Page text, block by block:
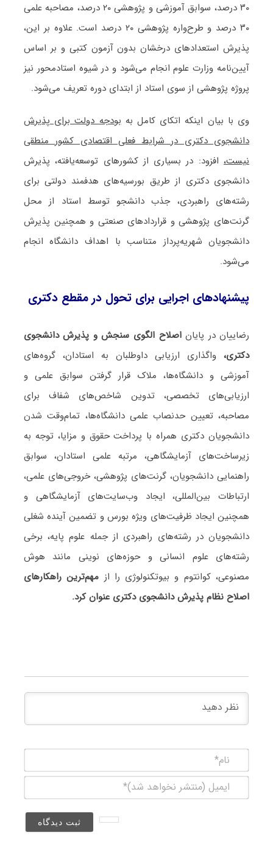
۳۰ درصد، سوابق آموزشی و پژوهشی ۲۰ درصد، مصاحبه علمی
۳۰ درصد و طرح‌واره پژوهشی ۲۰ درصد است. علاوه بر این،
پذیرش استعدادهای درخشان بدون آزمون کتبی و بر اساس
آیین‌نامه وزارت علوم انجام می‌شود و در شیوه استادمحور نیز
پروژه پژوهشی از سوی استاد از ابتدای دوره تعریف می‌شود.
وی با بیان اینکه اتکای کامل بهبودجه دولت برای پذیرش
دانشجوی دکتری در شرایط فعلی اقتصادی کشور منطقی
نیست،افزود: در بسیاری از کشورهای توسعه‌یافته، پذیرش
دانشجوی دکتری از طریق بورسیه‌های هدفمند دولتی برای
رشته‌های راهبردی، جذب دانشجو توسط استاد از محل
گرنت‌های پژوهشی و قراردادهای صنعتی و همچنین پذیرش
دانشجویان شهریه‌پرداز متناسب با اهداف دانشگاه انجام
می‌شود.
پیشنهادهای اجرایی برای تحول در مقطع دکتری
رضاییان در پایاناصلاح الگوی سنجش و پذیرش دانشجوی
دکتری،واگذاری ارزیابی داوطلبان به استادان، گروه‌های
آموزشی و دانشگاه‌ها، ملاک قرار گرفتن سوابق علمی و
ارزیابی‌های تخصصی، تدوین شاخص‌های شفاف برای
مصاحبه، تعیین حدنصاب علمی دانشگاه‌ها، تمام‌وقت شدن
دانشجویان دکتری همراه با پرداخت حقوق و مزایا، توجه به
زیرساخت‌های آزمایشگاهی، مرتبه علمی استادان، سوابق
راهنمایی دانشجویان، گرنت‌های پژوهشی، خروجی‌های علمی،
ارتباطات بین‌المللی، ایجاد وب‌سایت‌های آزمایشگاهی و
همچنین ایجاد ظرفیت‌های ویژه بورس و تضمین آینده شغلی
دانشجویان در رشته‌های راهبردی از جمله علوم پایه، برخی
رشته‌های علوم انسانی و حوزه‌های نوینی مانند هوش
مصنوعی، کوانتوم و بیوتکنولوژی را از مهم‌ترین راهکارهای
اصلاح نظام پذیرش دانشجوی دکتری عنوان کرد.
(منتشر